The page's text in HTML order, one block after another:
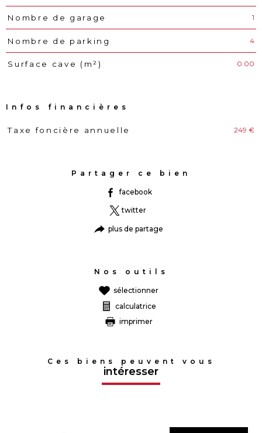
Nombre de garage 1
Nombre de parking 4
Surface cave (m²) 0.00
Infos financières
Caractéristiques Valeurs
Taxe foncière annuelle 249 €
Partager ce bien
facebook
twitter
plus de partage
Nos outils
sélectionner
calculatrice
imprimer
Ces biens peuvent vous
intéresser